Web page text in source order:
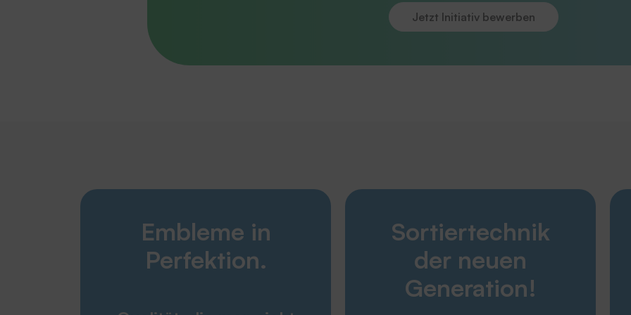
Jetzt Initiativ bewerben
Embleme in
Perfektion.
Sortiertechnik
der neuen
Generation!
Karriere
Produkte
Unternehmen
Service